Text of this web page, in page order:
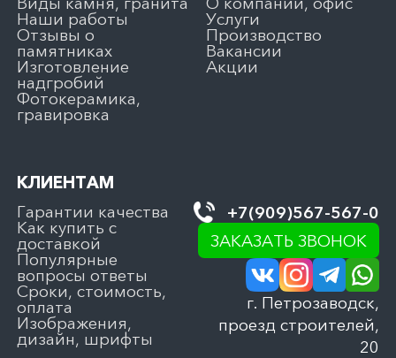
Наши работы
Отзывы о
памятниках
Изготовление
надгробий
Фотокерамика,
гравировка
Услуги
Производство
Вакансии
Акции
КЛИЕНТАМ
Гарантии качества
Как купить с
доставкой
Популярные
вопросы ответы
Сроки, стоимость,
оплата
Изображения,
дизайн, шрифты
+7(909)567-567-0
ЗАКАЗАТЬ ЗВОНОК
г. Петрозаводск,
проезд строителей,
20